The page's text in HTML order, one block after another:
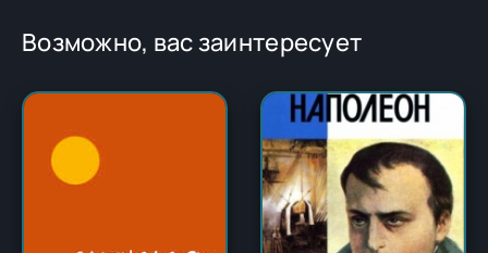
Возможно, вас заинтересует